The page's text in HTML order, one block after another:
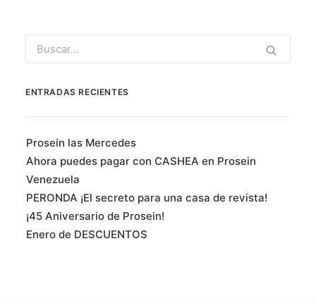
ENTRADAS RECIENTES
Prosein las Mercedes
Ahora puedes pagar con CASHEA en Prosein
Venezuela
PERONDA ¡El secreto para una casa de revista!
¡45 Aniversario de Prosein!
Enero de DESCUENTOS